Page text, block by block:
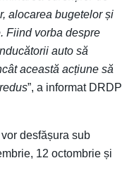
alocarea bugetelor și
Fiind vorba despre
auto să
această acțiune să
”, a informat DRDP
desfășura sub
12 octombrie și